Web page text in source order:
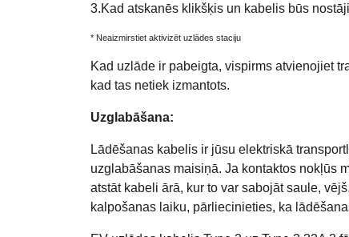
3.Kad atskanēs klikšķis un kabelis būs
* Neaizmirstiet aktivizēt uzlādes staciju
Kad uzlāde ir pabeigta, vispirms atvienojiet
kad tas netiek izmantots.
Uzglabāšana:
Lādēšanas kabelis ir jūsu elektriskā
uzglabāšanas maisiņā. Ja kontaktos nokļūs
atstāt kabeli ārā, kur to var sabojāt saule,
kalpošanas laiku, pārliecinieties, ka